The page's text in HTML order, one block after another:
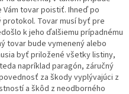
tovar poistiť. Ihneď po
Tovar musí byť pre
k jeho ďalšiemu prípadnému
tovar bude vymenený alebo
byť priložené všetky listiny,
napríklad paragón, záručný
za škody vyplývajúci z
a škôd z neodborného